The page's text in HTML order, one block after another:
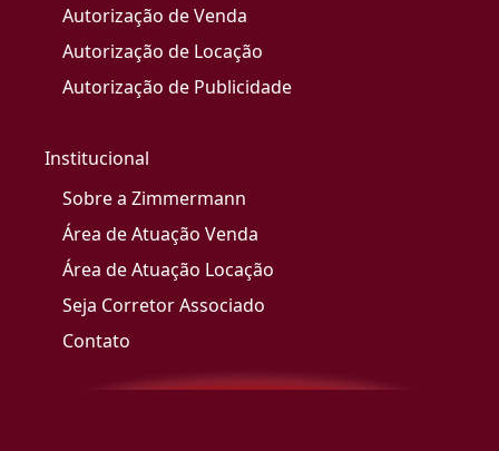
Autorização de Venda
Autorização de Locação
Autorização de Publicidade
Institucional
Sobre a Zimmermann
Área de Atuação Venda
Área de Atuação Locação
Seja Corretor Associado
Contato